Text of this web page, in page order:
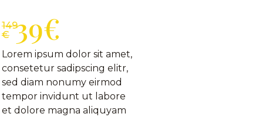
149
€ 39€
Lorem ipsum dolor sit amet,
consetetur sadipscing elitr,
sed diam nonumy eirmod
tempor invidunt ut labore
et dolore magna aliquyam